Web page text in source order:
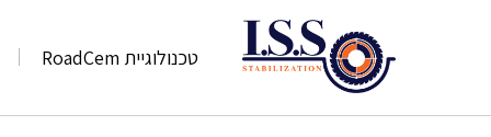
טכנולוגיית RoadCem